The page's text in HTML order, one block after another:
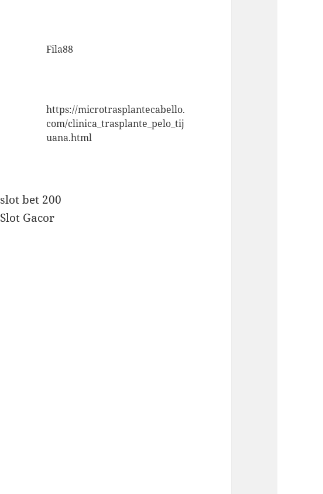
Fila88
https://microtrasplantecabello.
com/clinica_trasplante_pelo_tij
uana.html
slot bet 200
Slot Gacor